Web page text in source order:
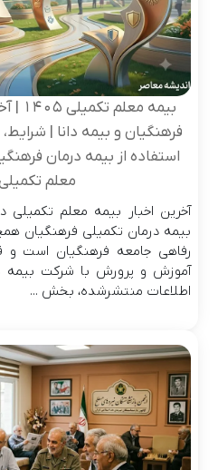
فرهنگیان و بیمه دانا |
استفاده از بیمه درمان
معلم تکمیلی
بیمه درمان تکمیلی فرهنگیان
رفاهی جامعه فرهنگیان است و
آموزش و پرورش با شرکت بیمه
اطلاعات منتشرشده، بخش ...